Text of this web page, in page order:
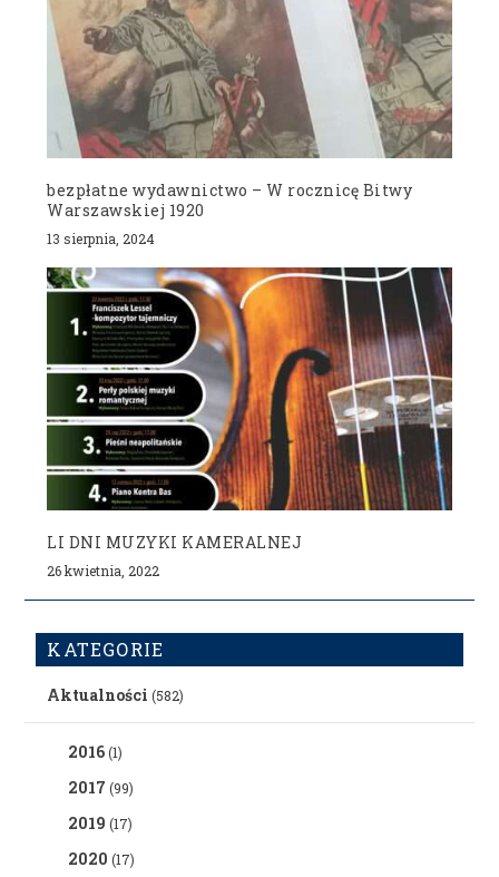
bezpłatne wydawnictwo – W rocznicę Bitwy
Warszawskiej 1920
13 sierpnia, 2024
LI DNI MUZYKI KAMERALNEJ
26 kwietnia, 2022
KATEGORIE
Aktualności (582)
2016(1)
2017 (99)
2019 (17)
2020 (17)